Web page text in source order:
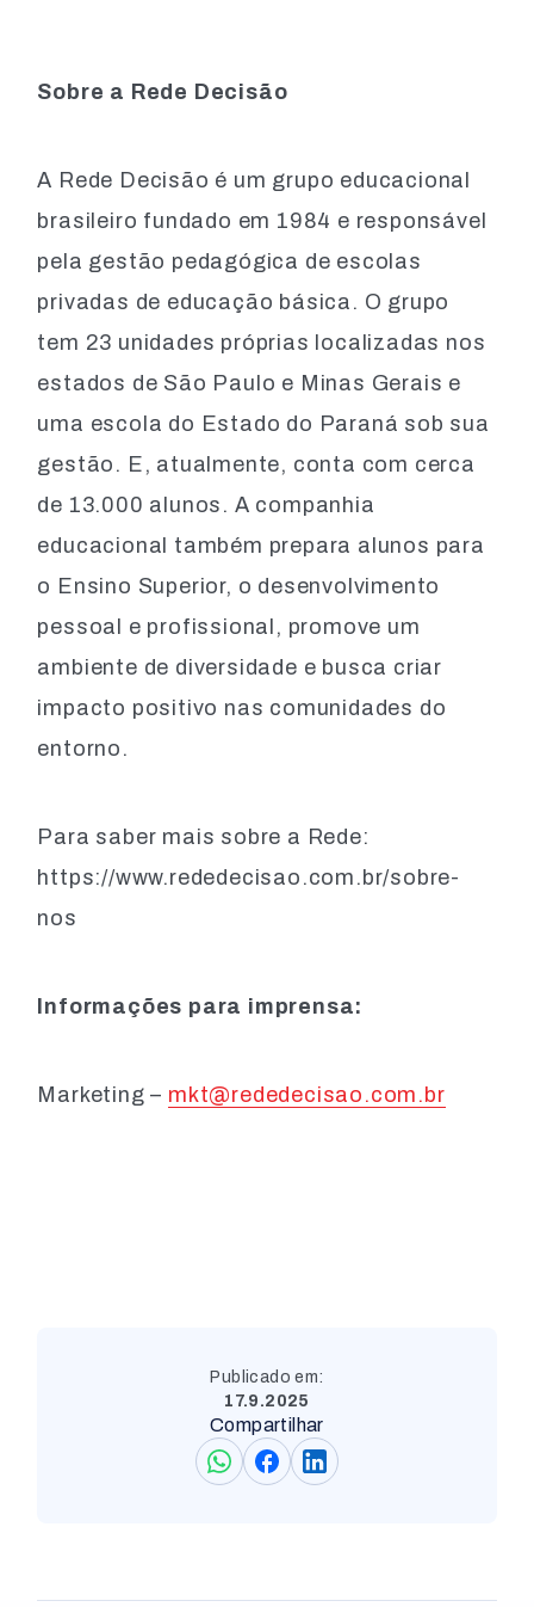
Sobre a Rede Decisão
A Rede Decisão é um grupo educacional
brasileiro fundado em 1984 e responsável
pela gestão pedagógica de escolas
privadas de educação básica. O grupo
tem 23 unidades próprias localizadas nos
estados de São Paulo e Minas Gerais e
uma escola do Estado do Paraná sob sua
gestão. E, atualmente, conta com cerca
de 13.000 alunos. A companhia
educacional também prepara alunos para
o Ensino Superior, o desenvolvimento
pessoal e profissional, promove um
ambiente de diversidade e busca criar
impacto positivo nas comunidades do
entorno.
Para saber mais sobre a Rede:
https://www.rededecisao.com.br/sobre-
nos
Informações para imprensa:
Marketing – mkt@rededecisao.com.br
Publicado em:
17.9.2025
Compartilhar